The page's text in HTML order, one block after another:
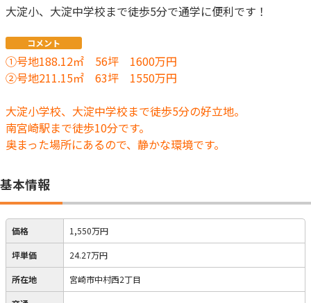
大淀小、大淀中学校まで徒歩5分で通学に便利です！
コメント
①号地188.12㎡ 56坪 1600万円
②号地211.15㎡ 63坪 1550万円
大淀小学校、大淀中学校まで徒歩5分の好立地。
南宮崎駅まで徒歩10分です。
奥まった場所にあるので、静かな環境です。
基本情報
価格 1,550万円
坪単価 24.27万円
所在地 宮崎市中村西2丁目